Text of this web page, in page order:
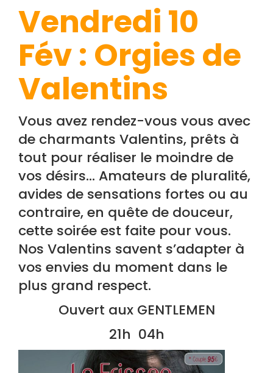
Vendredi 10
Fév : Orgies de
Valentins
Vous avez rendez-vous vous avec
de charmants Valentins, prêts à
tout pour réaliser le moindre de
vos désirs… Amateurs de pluralité,
avides de sensations fortes ou au
contraire, en quête de douceur,
cette soirée est faite pour vous.
Nos Valentins savent s’adapter à
vos envies du moment dans le
plus grand respect.
Ouvert aux GENTLEMEN
21h 04h